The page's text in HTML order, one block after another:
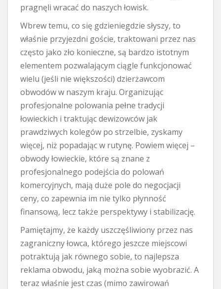
pragnęli wracać do naszych łowisk.
Wbrew temu, co się gdzieniegdzie słyszy, to
właśnie przyjezdni goście, traktowani przez nas
często jako zło konieczne, są bardzo istotnym
elementem pozwalającym ciągle funkcjonować
wielu (jeśli nie większości) dzierżawcom
obwodów w naszym kraju. Organizując
profesjonalne polowania pełne tradycji
łowieckich i traktując dewizowców jak
prawdziwych kolegów po strzelbie, zyskamy
więcej, niż popadając w rutynę. Powiem więcej –
obwody łowieckie, które są znane z
profesjonalnego podejścia do polowań
komercyjnych, mają duże pole do negocjacji
ceny, co zapewnia im nie tylko płynność
finansową, lecz także perspektywy i stabilizację.
Pamiętajmy, że każdy uszczęśliwiony przez nas
zagraniczny łowca, którego jeszcze miejscowi
potraktują jak równego sobie, to najlepsza
reklama obwodu, jaką można sobie wyobrazić. A
teraz właśnie jest czas (mimo zawirowań